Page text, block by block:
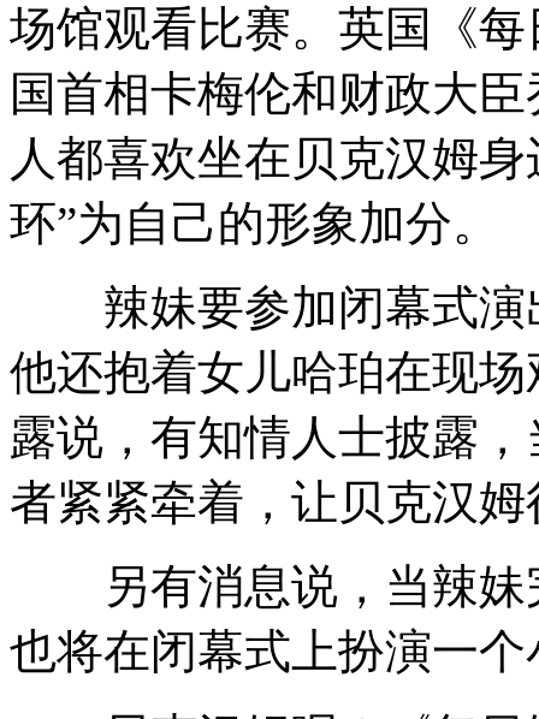
场馆观看比赛。英国《
国首相卡梅伦和财政大
人都喜欢坐在贝克汉姆
环”为自己的形象加分。
辣妹要参加闭幕式演
他还抱着女儿哈珀在现
露说，有知情人士披露
者紧紧牵着，让贝克汉
另有消息说，当辣妹
也将在闭幕式上扮演一